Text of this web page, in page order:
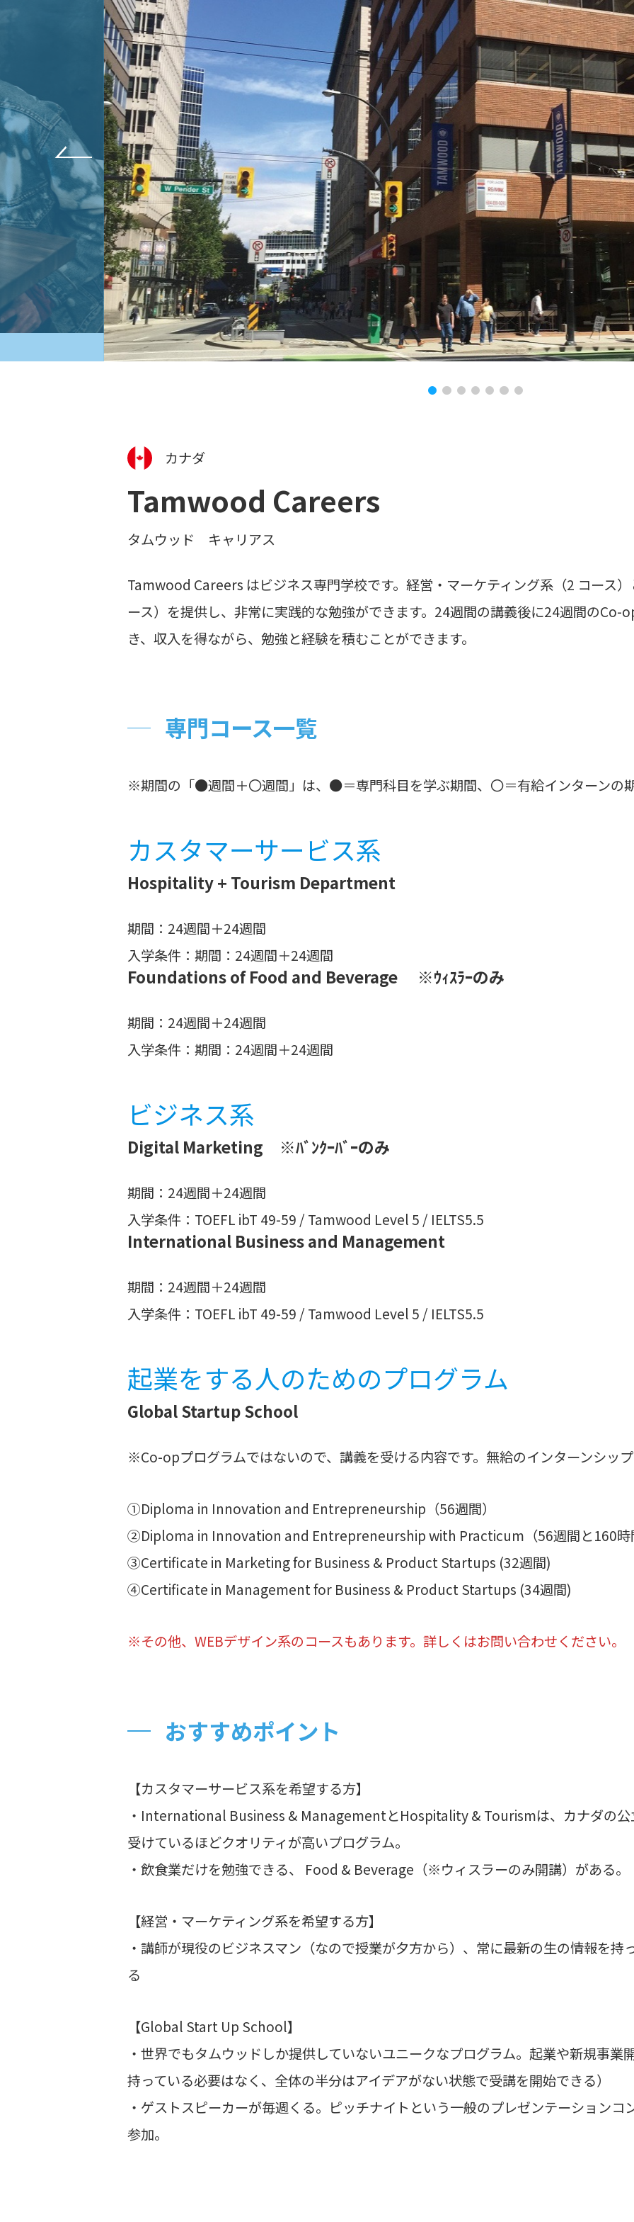
カナダ
Tamwood Careers
タムウッド キャリアス
Tamwood Careers はビジネス専門学校です。経営・マーケティング系（2 コース
ース）を提供し、非常に実践的な勉強ができます。24週間の講義後に24週間のCo-
き、収入を得ながら、勉強と経験を積むことができます。
専門コース一覧
※期間の「●週間＋〇週間」は、●＝専門科目を学ぶ期間、〇＝有給インターンの期
カスタマーサービス系
Hospitality + Tourism Department
期間：24週間＋24週間
入学条件：期間：24週間＋24週間
Foundations of Food and Beverage ※ｳｨｽﾗｰのみ
期間：24週間＋24週間
入学条件：期間：24週間＋24週間
ビジネス系
Digital Marketing ※ﾊﾞﾝｸｰﾊﾞｰのみ
期間：24週間＋24週間
入学条件：TOEFL ibT 49-59 / Tamwood Level 5 / IELTS5.5
International Business and Management
期間：24週間＋24週間
入学条件：TOEFL ibT 49-59 / Tamwood Level 5 / IELTS5.5
起業をする人のためのプログラム
Global Startup School
※Co-opプログラムではないので、講義を受ける内容です。無給のインターンシップ
①Diploma in Innovation and Entrepreneurship（56週間）
②Diploma in Innovation and Entrepreneurship with Practicum（56週間と160時
③Certificate in Marketing for Business & Product Startups (32週間)
④Certificate in Management for Business & Product Startups (34週間)
※その他、WEBデザイン系のコースもあります。詳しくはお問い合わせください。
おすすめポイント
【カスタマーサービス系を希望する方】
・International Business & ManagementとHospitality & Tourismは、カナダの公
受けているほどクオリティが高いプログラム。
・飲食業だけを勉強できる、 Food & Beverage（※ウィスラーのみ開講）がある。
【経営・マーケティング系を希望する方】
・講師が現役のビジネスマン（なので授業が夕方から）、常に最新の生の情報を
る
【Global Start Up School】
・世界でもタムウッドしか提供していないユニークなプログラム。起業や新規事業
持っている必要はなく、全体の半分はアイデアがない状態で受講を開始できる）
・ゲストスピーカーが毎週くる。ピッチナイトという一般のプレゼンテーションコ
参加。